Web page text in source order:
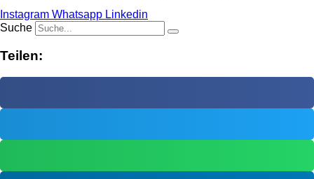
Instagram Whatsapp Linkedin
Suche
Teilen: